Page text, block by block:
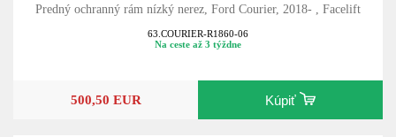
Predný ochranný rám nízký nerez, Ford Courier, 2018- , Facelift
63.COURIER-R1860-06
Na ceste až 3 týždne
500,50 EUR Kúpiť